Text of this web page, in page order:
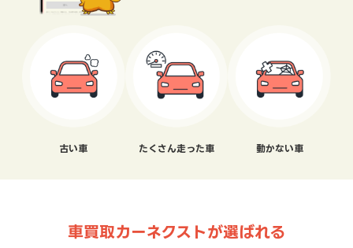
古い車 たくさん走った車 動かない車
車買取カーネクストが選ばれる